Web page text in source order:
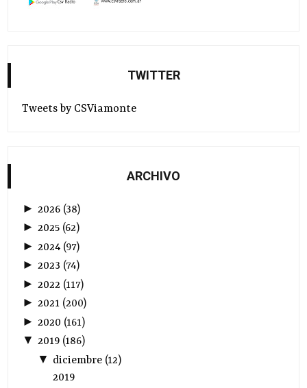
TWITTER
Tweets by CSViamonte
ARCHIVO
► 2026 (38)
►2025 (62)
► 2024 (97)
►2023 (74)
► 2022 (117)
►2021 (200)
► 2020 (161)
▼2019 (186)
▼ diciembre(12)
2019